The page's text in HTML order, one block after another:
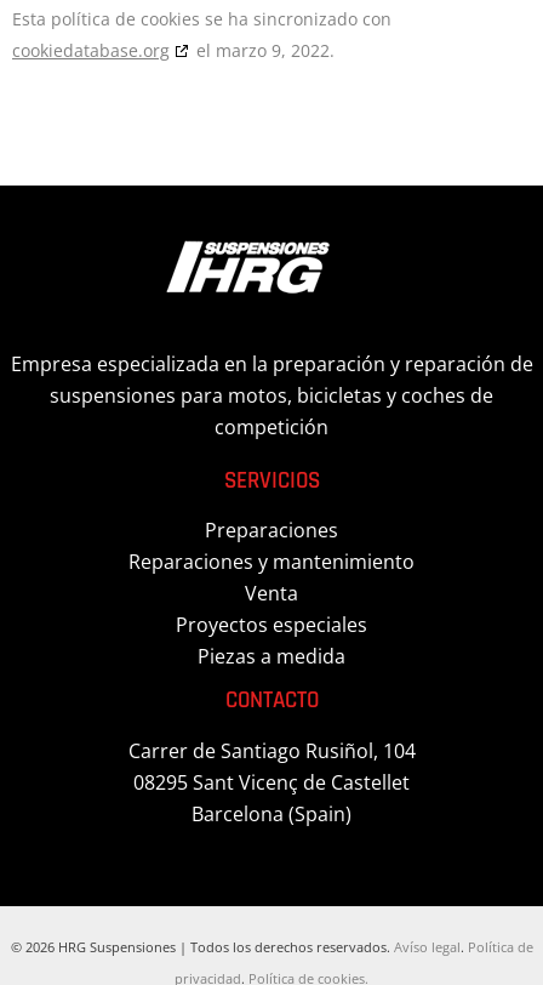
Esta política de cookies se ha sincronizado con
cookiedatabase.org
el marzo 9, 2022.
Empresa especializada en la preparación y reparación de
suspensiones para motos, bicicletas y coches de
competición
SERVICIOS
Preparaciones
Reparaciones y mantenimiento
Venta
Proyectos especiales
Piezas a medida
CONTACTO
Carrer de Santiago Rusiñol, 104
08295 Sant Vicenç de Castellet
Barcelona (Spain)
© 2026 HRG Suspensiones | Todos los derechos reservados. Avíso legal. Política de
privacidad. Política de cookies.